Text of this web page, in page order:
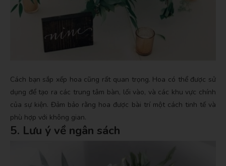
Cách bạn sắp xếp hoa cũng rất quan trọng. Hoa có thể được sử
dụng để tạo ra các trung tâm bàn, lối vào, và các khu vực chính
của sự kiện. Đảm bảo rằng hoa được bài trí một cách tinh tế và
phù hợp với không gian.
5. Lưu ý về ngân sách